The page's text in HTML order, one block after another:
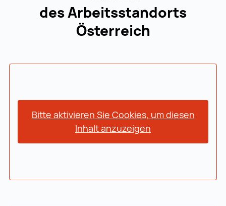
des Arbeitsstandorts
Österreich
Bitte aktivieren Sie Cookies, um diesen
Inhalt anzuzeigen